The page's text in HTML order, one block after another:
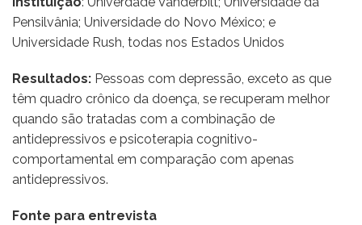
Pensilvânia; Universidade do Novo México; e
Universidade Rush, todas nos Estados Unidos
Resultados: Pessoas com depressão, exceto as que
têm quadro crônico da doença, se recuperam melhor
quando são tratadas com a combinação de
antidepressivos e psicoterapia cognitivo-
comportamental em comparação com apenas
antidepressivos.
Fonte para entrevista